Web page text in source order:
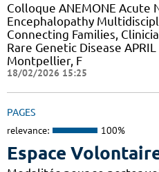
Colloque ANEMONE Acute
Encephalopathy
Connecting Families,
Rare Genetic Disease
Montpellier, F
18/02/2026 15:25
PAGES
relevance: 100%
Espace